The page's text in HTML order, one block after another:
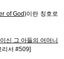
of God)이란 칭호로
신 그 아들의 어머니
리서 #509]